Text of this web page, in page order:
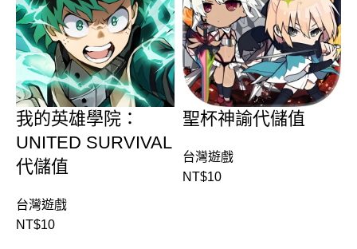
我的英雄學院：
UNITED SURVIVAL
代儲值
台灣遊戲
NT$10
聖杯神諭代儲值
台灣遊戲
NT$10